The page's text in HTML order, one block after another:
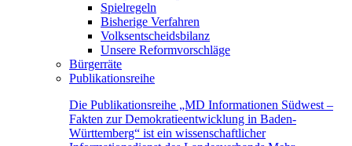
Spielregeln
Bisherige Verfahren
Volksentscheidsbilanz
Unsere Reformvorschläge
Bürgerräte
Publikationsreihe
Die Publikationsreihe „MD Informationen Südwest –
Fakten zur Demokratieentwicklung in Baden-
Württemberg“ ist ein wissenschaftlicher